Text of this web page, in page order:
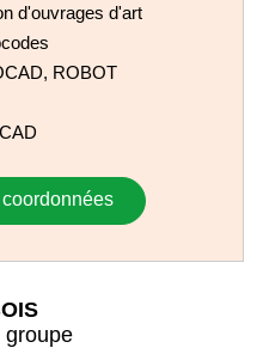
d'ouvrages d'art
ROBOT
groupe